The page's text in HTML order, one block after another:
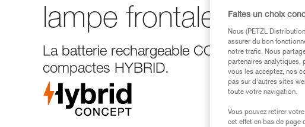
lampe frontale Petzl
La batterie rechargeable CORE est
compactes HYBRID.
Faites un choix
Nous (PETZL
assurer du bon
notre trafic. Nous
partenaires analytiques,
vous les acceptez, nos
pas sur d’autres sites
toute votre navigation.
Vous pouvez retirer
cet effet en bas de page